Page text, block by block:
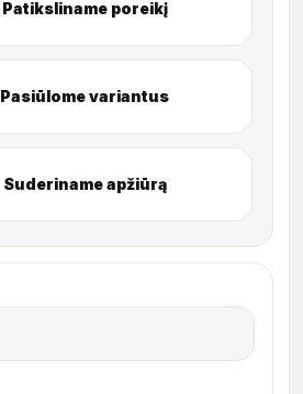
Patiksliname poreikį
Pasiūlome variantus
Suderiname apžiūrą